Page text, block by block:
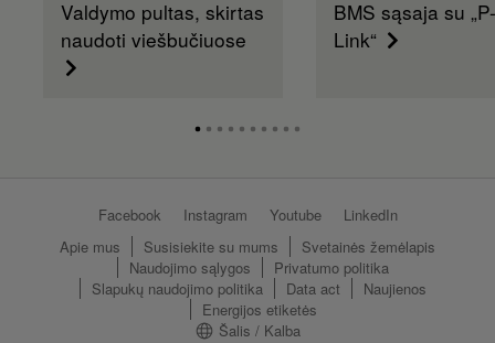
Valdymo pultas, skirtas
naudoti viešbučiuose
BMS sąsaja su „P-
Link“
Facebook Instagram Youtube
LinkedIn
Apie mus
Susisiekite su mums
Svetainės žemėlapis
Naudojimo sąlygos
Privatumo politika
Slapukų naudojimo politika
Data act
Naujienos
Energijos etiketės
Šalis / Kalba